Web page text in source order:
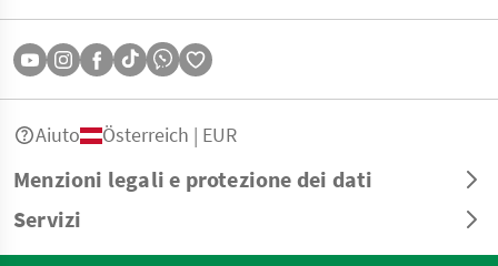
Menzioni legali e protezione dei dati
Servizi
Aiuto Österreich | EUR